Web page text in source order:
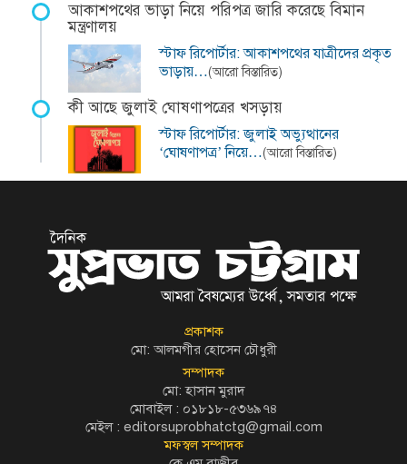
আকাশপথের ভাড়া নিয়ে পরিপত্র জারি করেছে বিমান
মন্ত্রণালয়
স্টাফ রিপোর্টার: আকাশপথের যাত্রীদের প্রকৃত
ভাড়ায়…(আরো বিস্তারিত)
কী আছে জুলাই ঘোষণাপত্রের খসড়ায়
স্টাফ রিপোর্টার: জুলাই অভ্যুত্থানের
‘ঘোষণাপত্র’ নিয়ে…(আরো বিস্তারিত)
প্রকাশক
মো: আলমগীর হোসেন চৌধুরী
সম্পাদক
মো: হাসান মুরাদ
মোবাইল : ০১৮১৮-৫৩৬৯৭৪
মেইল : editorsuprobhatctg@gmail.com
মফস্বল সম্পাদক